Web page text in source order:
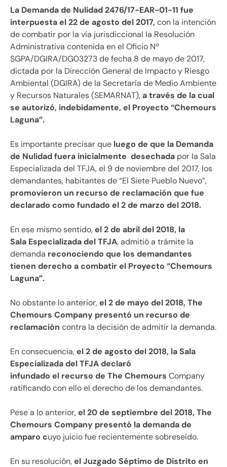
La Demanda de Nulidad 2476/17-EAR-01-11 fue
interpuesta el 22 de agosto del 2017, con la intención
de combatir por la vía jurisdiccional la Resolución
Administrativa contenida en el Oficio Nº
SGPA/DGIRA/DG03273 de fecha 8 de mayo de 2017,
dictada por la Dirección General de Impacto y Riesgo
Ambiental (DGIRA) de la Secretaría de Medio Ambiente
y Recursos Naturales (SEMARNAT),a través de la cual
se autorizó, indebidamente, el Proyecto “Chemours
Laguna”.
Es importante precisar que luego de que la Demanda
de Nulidad fuera inicialmente desechada por la Sala
Especializada del TFJA, el 9 de noviembre del 2017, los
demandantes, habitantes de “El Siete Pueblo Nuevo”,
promovieron un recurso de reclamación que fue
declarado como fundado el 2 de marzo del 2018.
En ese mismo sentido,el 2 de abril del 2018, la
Sala Especializada del TFJA, admitió a trámite la
demanda reconociendo que los demandantes
tienen derecho a combatir el Proyecto “Chemours
Laguna”.
No obstante lo anterior,el 2 de mayo del 2018, The
Chemours Company presentó un recurso de
reclamación contra la decisión de admitir la demanda.
En consecuencia,el 2 de agosto del 2018, la Sala
Especializada del TFJA declaró
infundado el recurso de The Chemours Company
ratificando con ello el derecho de los demandantes.
Pese a lo anterior,el 20 de septiembre del 2018, The
Chemours Company presentó lademanda de
amparo cuyo juicio fue recientemente sobreseído.
En su resolución,el Juzgado Séptimo de Distrito en